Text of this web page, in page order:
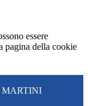
essere
pagina della cookie
MARTINI